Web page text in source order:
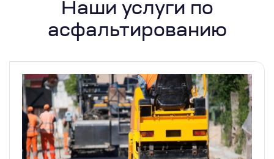
Наши услуги по
асфальтированию